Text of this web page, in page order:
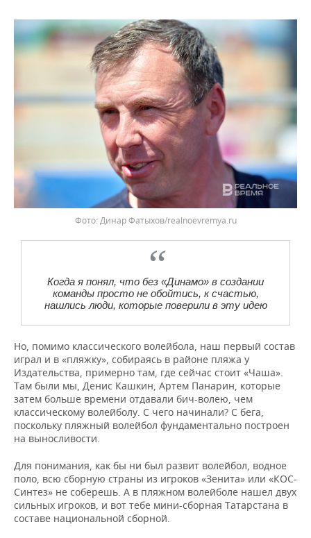
Фото: Динар Фатыхов/realnoevremya.ru
Когда я понял, что без «Динамо» в создании
команды просто не обойтись, к счастью,
нашлись люди, которые поверили в эту идею
Но, помимо классического волейбола, наш первый состав
играл и в «пляжку», собираясь в районе пляжа у
Издательства, примерно там, где сейчас стоит «Чаша».
Там были мы, Денис Кашкин, Артем Панарин, которые
затем больше времени отдавали бич-волею, чем
классическому волейболу. С чего начинали? С бега,
поскольку пляжный волейбол фундаментально построен
на выносливости.
Для понимания, как бы ни был развит волейбол, водное
поло, всю сборную страны из игроков «Зенита» или «КОС-
Синтез» не соберешь. А в пляжном волейболе нашел двух
сильных игроков, и вот тебе мини-сборная Татарстана в
составе национальной сборной.